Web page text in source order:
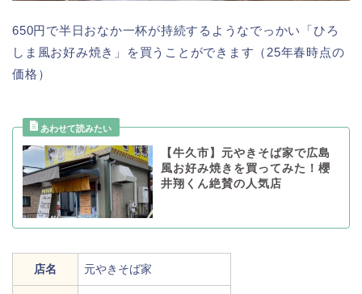
650円で半日おなか一杯が持続するようなでっかい「ひろ
しま風お好み焼き」を買うことができます（25年春時点の
価格）
【牛久市】元やきそば家で広島
風お好み焼きを買ってみた！櫻
井翔くん絶賛の人気店
店名 元やきそば家